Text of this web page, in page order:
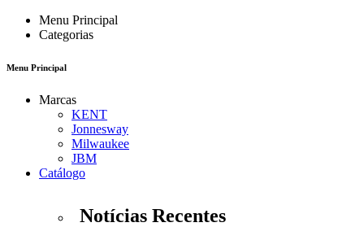
Menu Principal
Categorias
Menu Principal
Marcas
KENT
Jonnesway
Milwaukee
JBM
Catálogo
Notícias Recentes